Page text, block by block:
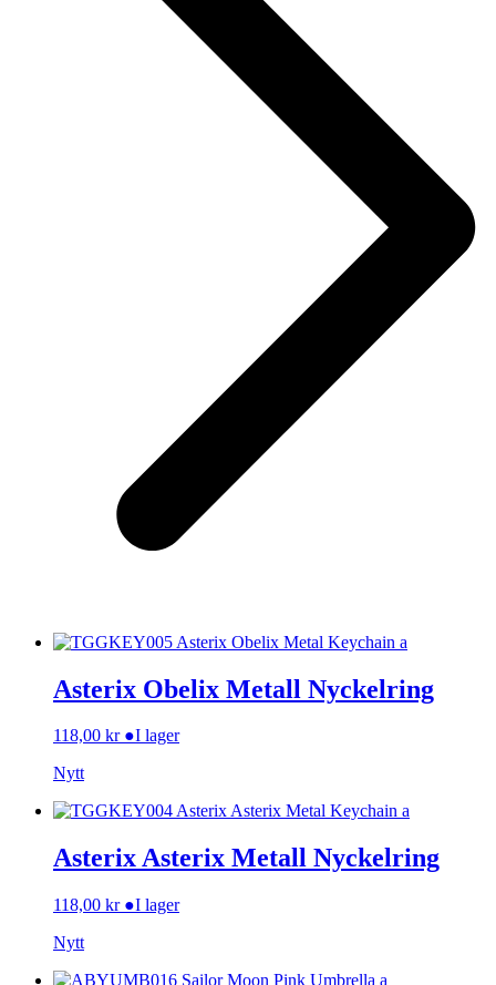
Asterix Obelix Metall Nyckelring
118,00 kr ●I lager
Nytt
Asterix Asterix Metall Nyckelring
118,00 kr ●I lager
Nytt